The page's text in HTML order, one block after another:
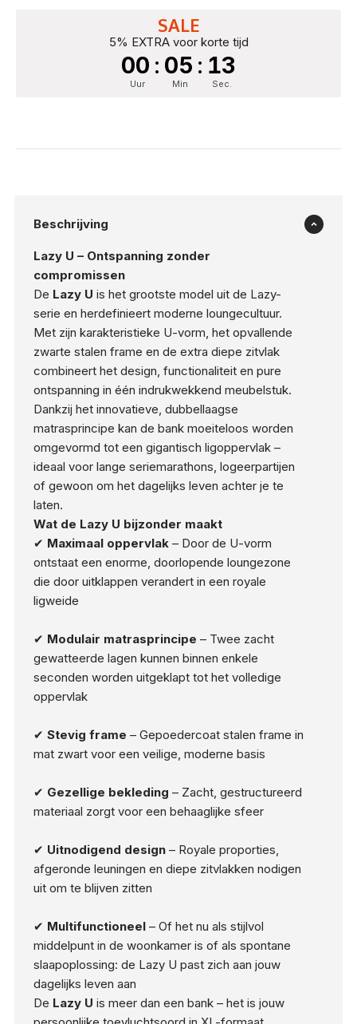
SALE
5% EXTRA voor korte tijd
00 : 05 : 12
Uur Min Sec.
Beschrijving
Lazy U – Ontspanning zonder
compromissen
De Lazy U is het grootste model uit de Lazy-
serie en herdefinieert moderne loungecultuur.
Met zijn karakteristieke U-vorm, het opvallende
zwarte stalen frame en de extra diepe zitvlak
combineert het design, functionaliteit en pure
ontspanning in één indrukwekkend meubelstuk.
Dankzij het innovatieve, dubbellaagse
matrasprincipe kan de bank moeiteloos worden
omgevormd tot een gigantisch ligoppervlak –
ideaal voor lange seriemarathons, logeerpartijen
of gewoon om het dagelijks leven achter je te
laten.
Wat de Lazy U bijzonder maakt
✔ Maximaal oppervlak– Door de U-vorm
ontstaat een enorme, doorlopende loungezone
die door uitklappen verandert in een royale
ligweide
✔ Modulair matrasprincipe – Twee zacht
gewatteerde lagen kunnen binnen enkele
seconden worden uitgeklapt tot het volledige
oppervlak
✔ Stevig frame – Gepoedercoat stalen frame in
mat zwart voor een veilige, moderne basis
✔ Gezellige bekleding – Zacht, gestructureerd
materiaal zorgt voor een behaaglijke sfeer
✔ Uitnodigend design– Royale proporties,
afgeronde leuningen en diepe zitvlakken nodigen
uit om te blijven zitten
✔ Multifunctioneel– Of het nu als stijlvol
middelpunt in de woonkamer is of als spontane
slaapoplossing: de Lazy U past zich aan jouw
dagelijks leven aan
De Lazy U is meer dan een bank – het is jouw